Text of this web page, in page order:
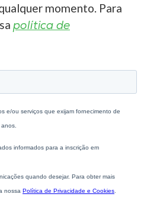
momento. Para
política de